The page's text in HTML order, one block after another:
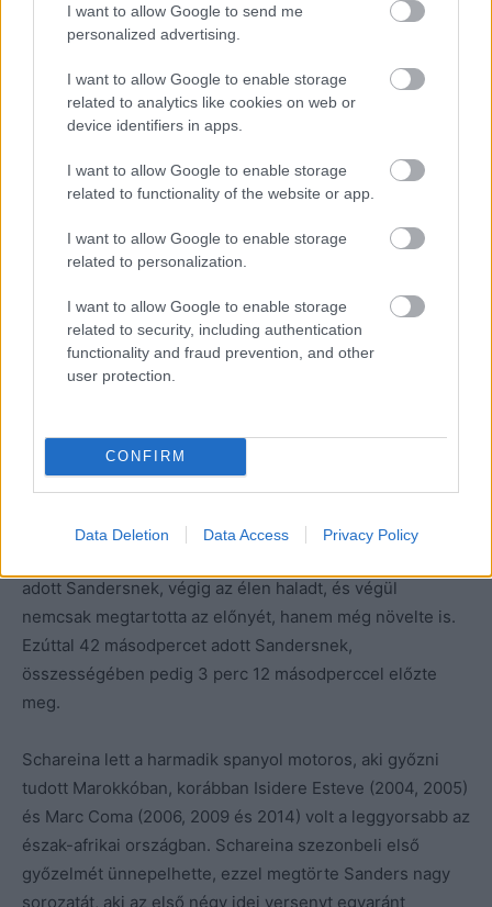
I want to allow Google to send me
personalized advertising.
I want to allow Google to enable storage
related to analytics like cookies on web or
device identifiers in apps.
I want to allow Google to enable storage
related to functionality of the website or app.
I want to allow Google to enable storage
related to personalization.
I want to allow Google to enable storage
related to security, including authentication
functionality and fraud prevention, and other
user protection.
CONFIRM
Data Deletion Data Access Privacy Policy
A motorosok versenyében az volt a kérdés, hogy a
vezetést csütörtökön átvevő Tosha Schareina marad az
már világbajnokként versenyző Daniel Sanders visszavág
adott Sandersnek, végig az élen haladt, és végül
nemcsak megtartotta az előnyét, hanem még növelte is.
Ezúttal 42 másodpercet adott Sandersnek,
összességében pedig 3 perc 12 másodperccel előzte
meg.
Schareina lett a harmadik spanyol motoros, aki győzni
tudott Marokkóban, korábban Isidere Esteve (2004, 2005)
és Marc Coma (2006, 2009 és 2014) volt a leggyorsabb az
észak-afrikai országban. Schareina szezonbeli első
győzelmét ünnepelhette, ezzel megtörte Sanders nagy
sorozatát, aki az első négy idei versenyt egyaránt